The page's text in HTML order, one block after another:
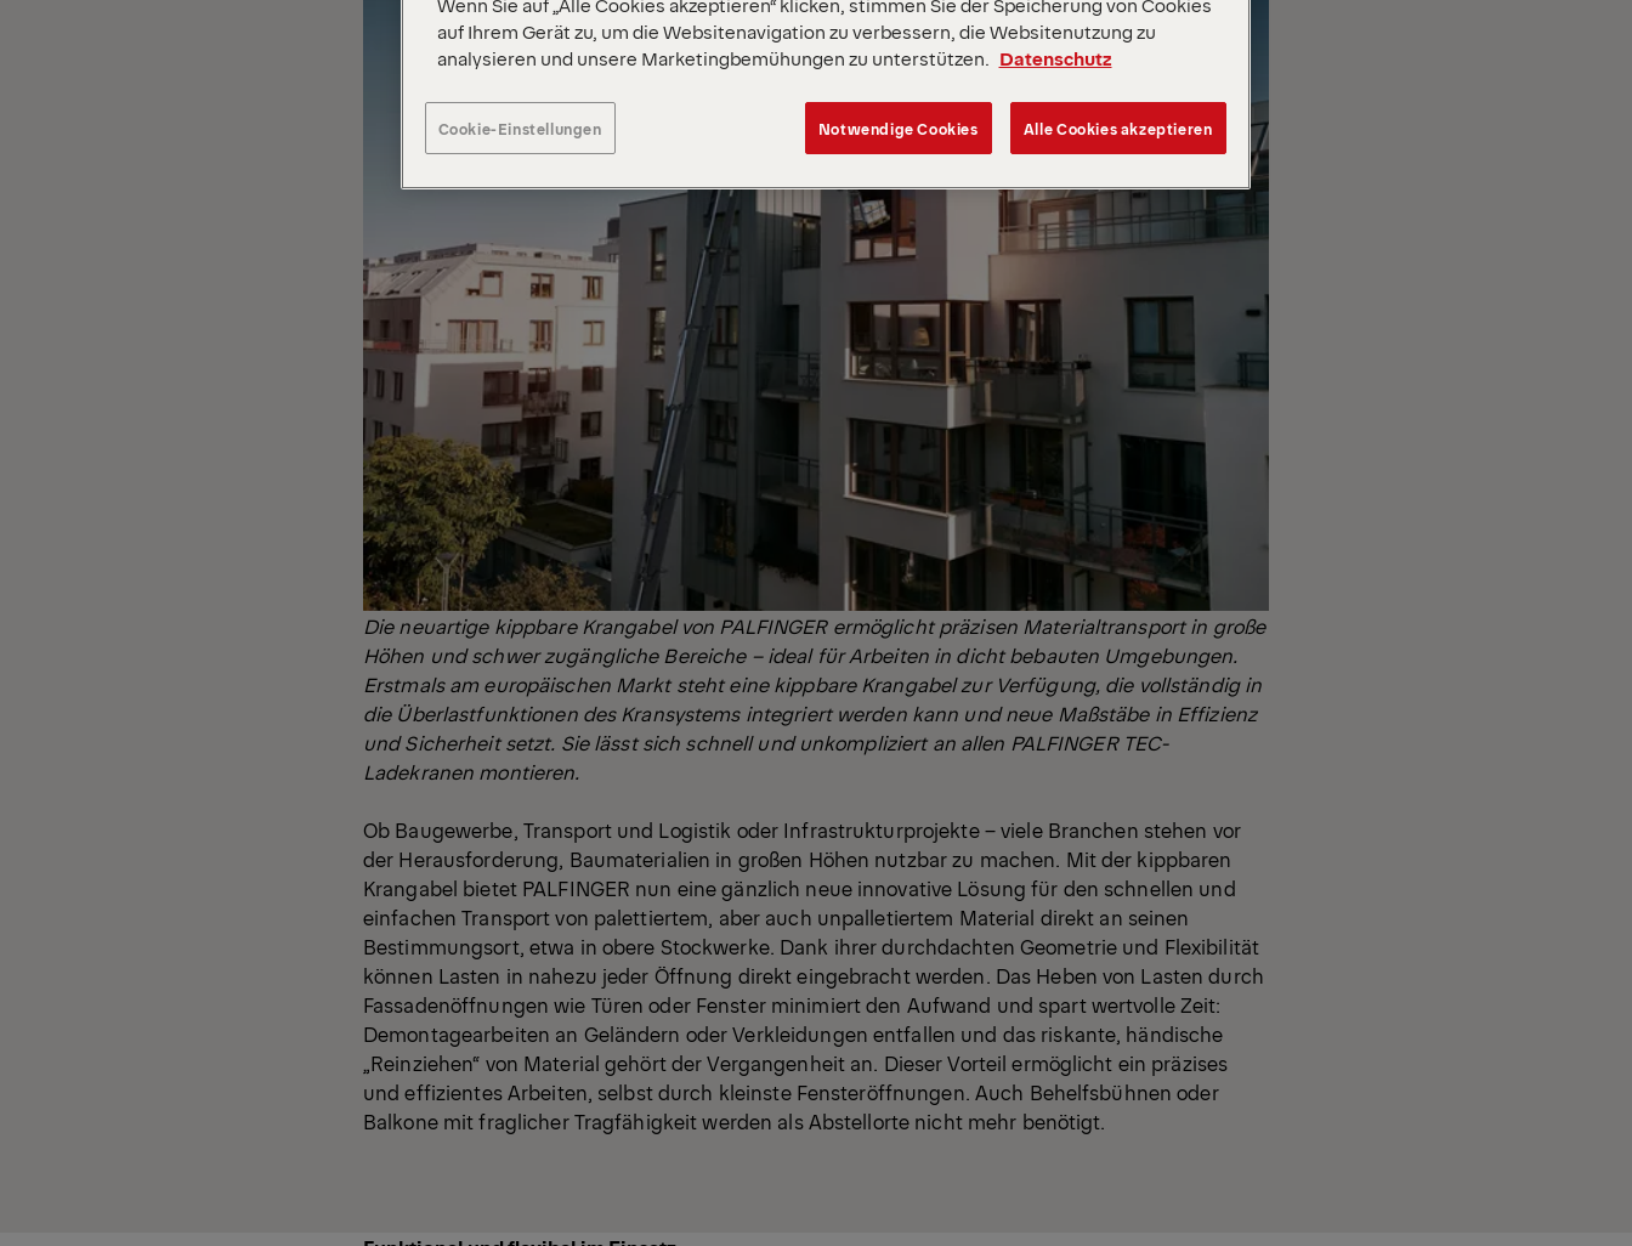
Die neuartige kippbare Krangabel von PALFINGER ermöglicht präzisen Materialtransport in große
Höhen und schwer zugängliche Bereiche – ideal für Arbeiten in dicht bebauten Umgebungen.
Erstmals am europäischen Markt steht eine kippbare Krangabel zur Verfügung, die vollständig in
die Überlastfunktionen des Kransystems integriert werden kann und neue Maßstäbe in Effizienz
und Sicherheit setzt. Sie lässt sich schnell und unkompliziert an allen PALFINGER TEC-
Ladekranen montieren.
Ob Baugewerbe, Transport und Logistik oder Infrastrukturprojekte – viele Branchen stehen vor
der Herausforderung, Baumaterialien in großen Höhen nutzbar zu machen. Mit der kippbaren
Krangabel bietet PALFINGER nun eine gänzlich neue innovative Lösung für den schnellen und
einfachen Transport von palettiertem, aber auch unpalletiertem Material direkt an seinen
Bestimmungsort, etwa in obere Stockwerke. Dank ihrer durchdachten Geometrie und Flexibilität
können Lasten in nahezu jeder Öffnung direkt eingebracht werden. Das Heben von Lasten durch
Fassadenöffnungen wie Türen oder Fenster minimiert den Aufwand und spart wertvolle Zeit:
Demontagearbeiten an Geländern oder Verkleidungen entfallen und das riskante, händische
„Reinziehen“ von Material gehört der Vergangenheit an. Dieser Vorteil ermöglicht ein präzises
und effizientes Arbeiten, selbst durch kleinste Fensteröffnungen. Auch Behelfsbühnen oder
Balkone mit fraglicher Tragfähigkeit werden als Abstellorte nicht mehr benötigt.
auf Ihrem Gerät zu, um die Websitenavigation zu verbessern, die Websitenutzung zu
analysieren und unsere Marketingbemühungen zu unterstützen.
Datenschutz
Cookie-Einstellungen Notwendige Cookies Alle Cookies akzeptieren